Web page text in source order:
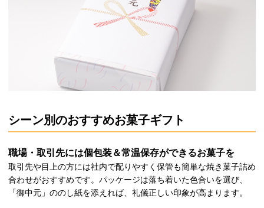
シーン別のおすすめお菓子ギフト
職場・取引先には個包装＆常温保存ができるお菓子を
取引先や目上の方には社内で配りやすく保管も簡単な焼き菓子詰め
合わせがおすすめです。パッケージは落ち着いた色合いを選び、
「御中元」ののし紙を添えれば、礼儀正しい印象が高まります。